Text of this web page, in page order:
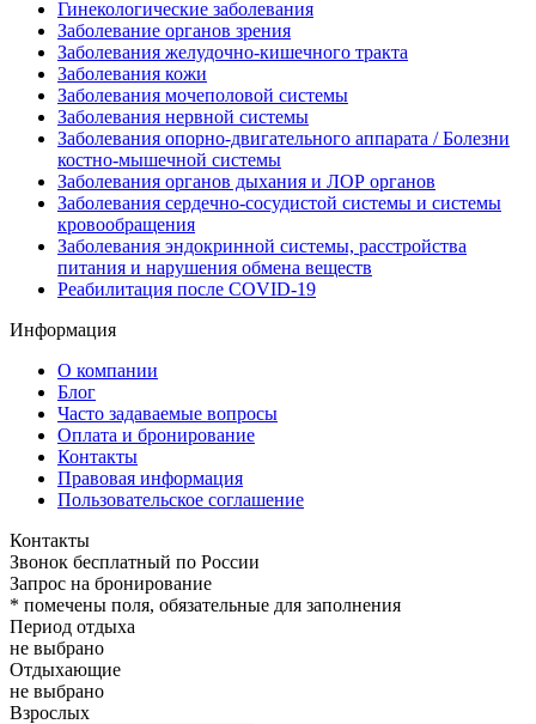
Гинекологические заболевания
Заболевание органов зрения
Заболевания желудочно-кишечного тракта
Заболевания кожи
Заболевания мочеполовой системы
Заболевания нервной системы
Заболевания опорно-двигательного аппарата / Болезни
костно-мышечной системы
Заболевания органов дыхания и ЛОР органов
Заболевания сердечно-сосудистой системы и системы
кровообращения
Заболевания эндокринной системы, расстройства
питания и нарушения обмена веществ
Реабилитация после COVID-19
Информация
О компании
Блог
Часто задаваемые вопросы
Оплата и бронирование
Контакты
Правовая информация
Пользовательское соглашение
Контакты
Звонок бесплатный по России
Запрос на бронирование
* помечены поля, обязательные для заполнения
Период отдыха
не выбрано
Отдыхающие
не выбрано
Взрослых